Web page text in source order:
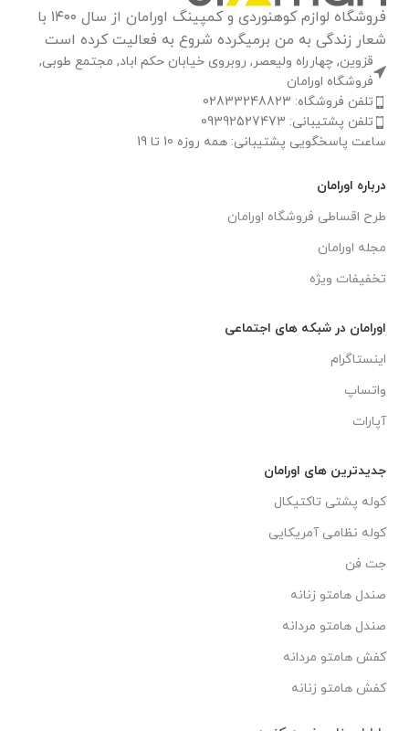
فروشگاه لوازم کوهنوردی و کمپینگ اورامان از سال ۱۴۰۰ با
شعار زندگی به من برمیگرده شروع به فعالیت کرده است
قزوین, چهارراه ولیعصر, روبروی خیابان حکم اباد, مجتمع طوبی,
فروشگاه اورامان
تلفن فروشگاه: 02833248823
تلفن پشتیبانی: 09392527473
ساعت پاسخگویی پشتیبانی: همه روزه 10 تا 19
درباره اورامان
طرح اقساطی فروشگاه اورامان
مجله اورامان
تخفیفات ویژه
اورامان در شبکه های اجتماعی
اینستاگرام
واتساپ
آپارات
جدیدترین های اورامان
کوله پشتی تاکتیکال
کوله نظامی آمریکایی
جت فن
صندل هامتو زنانه
صندل هامتو مردانه
کفش هامتو مردانه
کفش هامتو زنانه